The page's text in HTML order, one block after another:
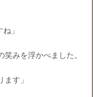
」
みを浮かべました。
す」